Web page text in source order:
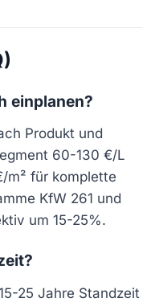
einplanen?
Produkt und
60-130 €/L
m² für komplette
KfW 261 und
um 15-25%.
25 Jahre Standzeit